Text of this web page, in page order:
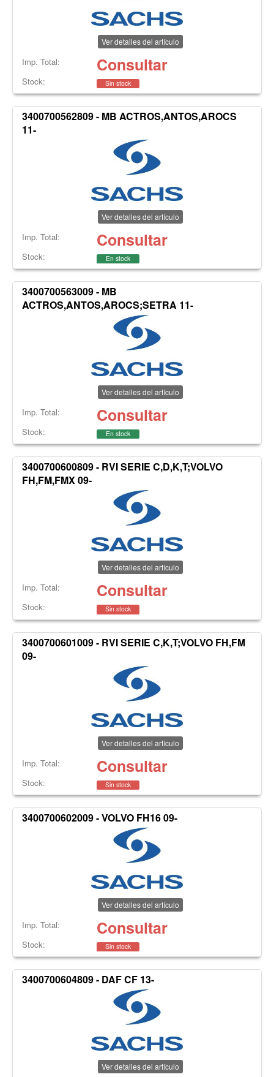
Ver detalles del artículo
Imp. Total: Consultar
Stock: Sin stock
3400700562809 - MB ACTROS,ANTOS,AROCS
11-
Ver detalles del artículo
Imp. Total: Consultar
Stock: En stock
3400700563009 - MB
ACTROS,ANTOS,AROCS;SETRA 11-
Ver detalles del artículo
Imp. Total: Consultar
Stock: En stock
3400700600809 - RVI SERIE C,D,K,T;VOLVO
FH,FM,FMX 09-
Ver detalles del artículo
Imp. Total: Consultar
Stock: Sin stock
3400700601009 - RVI SERIE C,K,T;VOLVO FH,FM
09-
Ver detalles del artículo
Imp. Total: Consultar
Stock: Sin stock
3400700602009 - VOLVO FH16 09-
Ver detalles del artículo
Imp. Total: Consultar
Stock: Sin stock
3400700604809 - DAF CF 13-
Ver detalles del artículo